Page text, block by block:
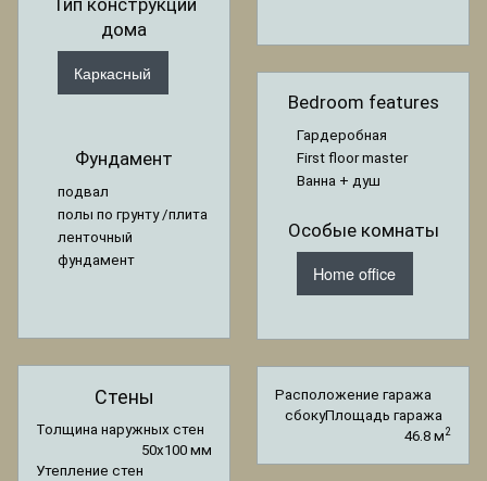
дома
Каркасный
Фундамент
подвал
полы по грунту /плита
ленточный
фундамент
Стены
Толщина наружных стен
50x100 мм
Утепление стен
Bedroom features
Гардеробная
First floor master
Ванна + душ
Особые комнаты
Home office
Расположение гаража
сбокуПлощадь гаража
46.8 м2